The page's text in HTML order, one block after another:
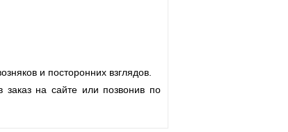
и посторонних взглядов.
на сайте или позвонив по